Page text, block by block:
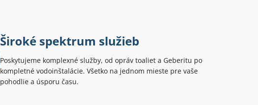
Široké spektrum služieb
Poskytujeme komplexné služby, od opráv toaliet a Geberitu po
kompletné vodoinštalácie. Všetko na jednom mieste pre vaše
pohodlie a úsporu času.